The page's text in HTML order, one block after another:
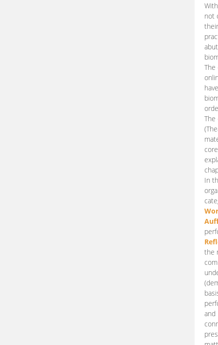
not
The
In
the
and